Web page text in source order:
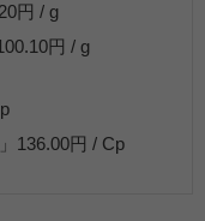
円 / g
円 / g
136.00円 / Cp